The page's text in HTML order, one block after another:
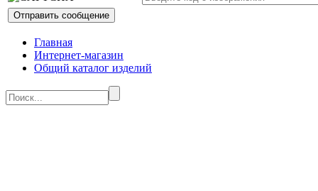
Главная
Интернет-магазин
Общий каталог изделий